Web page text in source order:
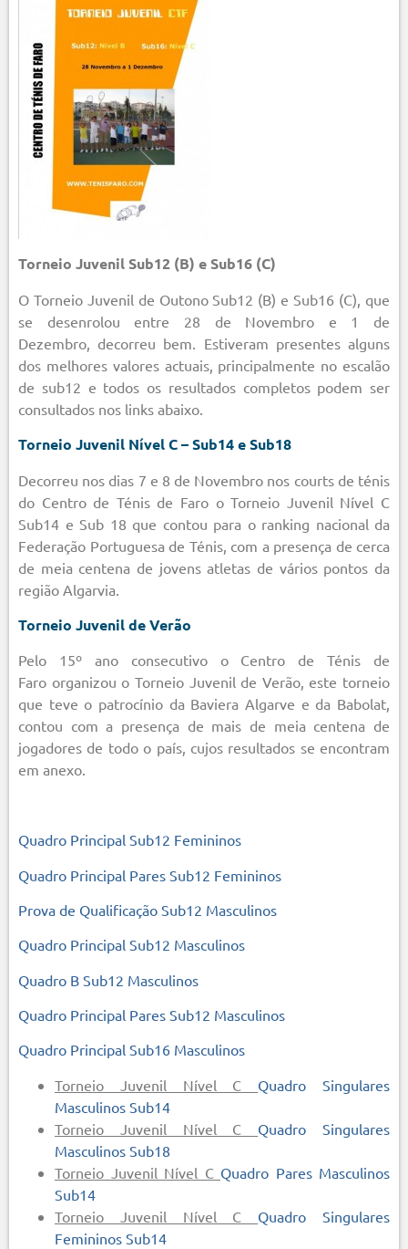
Torneio Juvenil Sub12 (B) e Sub16 (C)
O Torneio Juvenil de Outono Sub12 (B) e Sub16 (C), que
se desenrolou entre 28 de Novembro e 1 de
Dezembro, decorreu bem. Estiveram presentes alguns
dos melhores valores actuais, principalmente no escalão
de sub12 e todos os resultados completos podem ser
consultados nos links abaixo.
Torneio Juvenil Nível C – Sub14 e Sub18
Decorreu nos dias 7 e 8 de Novembro nos courts de ténis
do Centro de Ténis de Faro o Torneio Juvenil Nível C
Sub14 e Sub 18 que contou para o ranking nacional da
Federação Portuguesa de Ténis, com a presença de cerca
de meia centena de jovens atletas de vários pontos da
região Algarvia.
Torneio Juvenil de Verão
Pelo 15º ano consecutivo o Centro de Ténis de
Faro organizou o Torneio Juvenil de Verão, este torneio
que teve o patrocínio da Baviera Algarve e da Babolat,
contou com a presença de mais de meia centena de
jogadores de todo o país, cujos resultados se encontram
em anexo.
Quadro Principal Sub12 Femininos
Quadro Principal Pares Sub12 Femininos
Prova de Qualificação Sub12 Masculinos
Quadro Principal Sub12 Masculinos
Quadro B Sub12 Masculinos
Quadro Principal Pares Sub12 Masculinos
Quadro Principal Sub16 Masculinos
Torneio Juvenil Nível C Quadro Singulares
Masculinos Sub14
Torneio Juvenil Nível C Quadro Singulares
Masculinos Sub18
Torneio Juvenil Nível C Quadro Pares Masculinos
Sub14
Torneio Juvenil Nível C Quadro Singulares
Femininos Sub14